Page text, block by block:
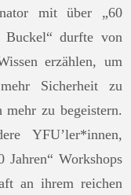
mit über „60
Buckel“ durfte von
erzählen, um
Sicherheit zu
mehr zu begeistern.
YFU’ler*innen,
Workshops
an ihrem reichen